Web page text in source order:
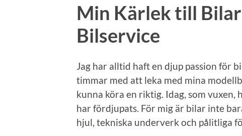
Min Kärlek till
Bilservice
Jag har alltid haft en djup passion för
timmar med att leka med mina
kunna köra en riktig. Idag, som
har fördjupats. För mig är bilar inte
hjul, tekniska underverk och pålitliga